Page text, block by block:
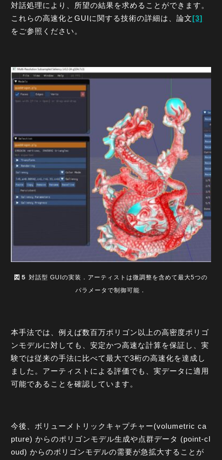
対話処理により、所望の結果を求めることができます。
これらの高速化とGUIに関する技術の詳細は、論文[3]
をご参照ください。
図５ 対話型 GUIの実装．アーティストは微調整を含めて最大5つの
パラメータで制御可能．
本手法では、例えば数百万ポリゴン以上の高密度ポリゴ
ンモデルに対しても、安定かつ高速な計算を保証し、実
験では従来の手法に比べて最大で3桁の高速化を達成し
ました。アーティストによる評価でも、実データに適用
可能であることを確認しています。
今後、ボリューメトリックキャプチャー(volumetric ca
pture) からのポリゴンモデル生成や点群データ (point-cl
oud) からのポリゴンモデルの需要が急拡大することが